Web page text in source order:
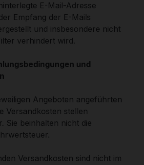
E-Mail-Adresse
Empfang der E-Mails
und insbesondere nicht
verhindert wird.
und
Angeboten angeführten
Versandkosten stellen
Sie beinhalten nicht die
Versandkosten sind nicht im